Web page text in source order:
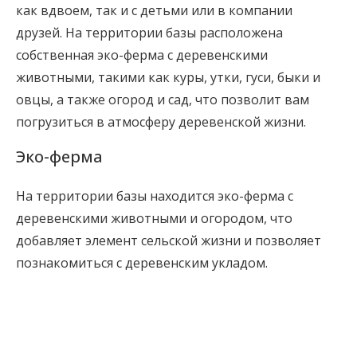
как вдвоем, так и с детьми или в компании
друзей. На территории базы расположена
собственная эко-ферма с деревенскими
животными, такими как куры, утки, гуси, быки и
овцы, а также огород и сад, что позволит вам
погрузиться в атмосферу деревенской жизни.
Эко-ферма
На территории базы находится эко-ферма с
деревенскими животными и огородом, что
добавляет элемент сельской жизни и позволяет
познакомиться с деревенским укладом.